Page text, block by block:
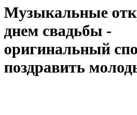
Музыкальные
днем свадьбы -
оригинальный
поздравить